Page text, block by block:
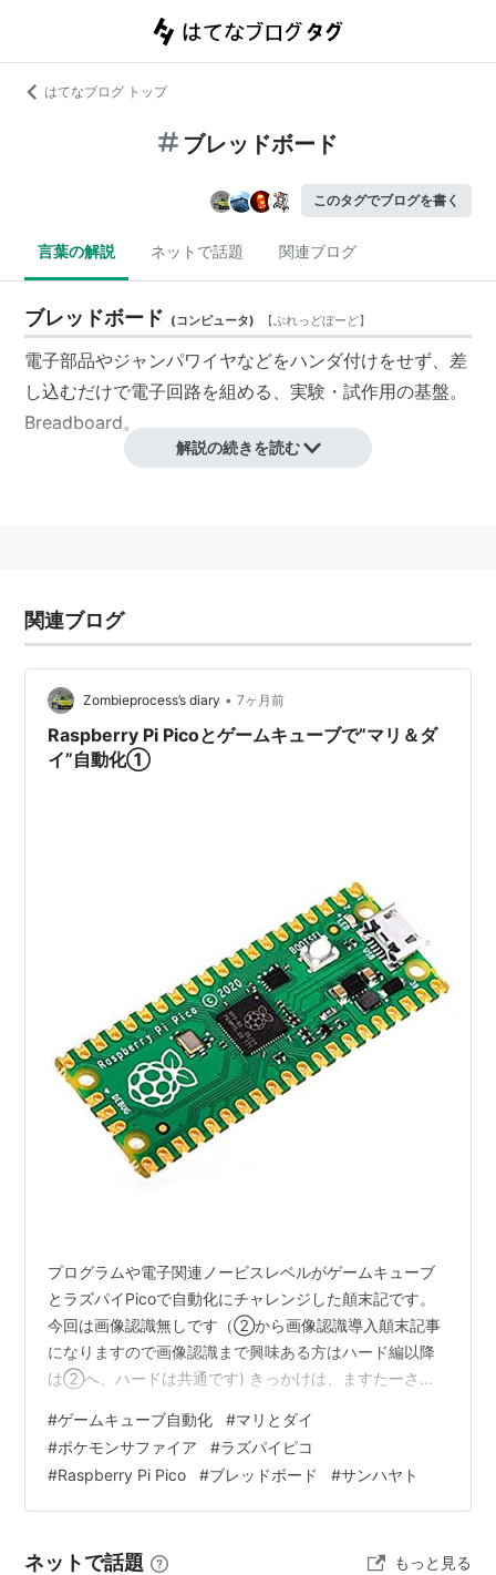
はてなブログ トップ
ブレッドボード
このタグでブログを書く
言葉の解説 ネットで話題 関連ブログ
ブレッドボード (コンピュータ) 【ぶれっどぼーど】
電子部品やジャンパワイヤなどをハンダ付けをせず、差
し込むだけで電子回路を組める、実験・試作用の基盤。
Breadboard。
由来はパンを切る際に使われる「木製のまな板」であ
る。現在では「試作品のための基盤」という意味で用い
られることも多い。
普通のブレッドボード
ジャンパワイヤ(オス?メス) 10本
セット
出版社/メーカー:スイッチサイエンス
メディア:エレクトロニクス
購入: 1人クリック: 1回
この商品を含むブログを見る
解説の続きを読む
関連ブログ
Zombieprocess’s diary • 7ヶ月前
Raspberry Pi Picoとゲームキューブで”マリ＆ダ
イ”自動化①
プログラムや電子関連ノービスレベルがゲームキューブ
とラズパイPicoで自動化にチャレンジした顛末記です。
今回は画像認識無しです（②から画像認識導入顛末記事
になりますので画像認識まで興味ある方はハード編以降
は②へ、ハードは共通です) きっかけは、ますたーさん
ム」100人抜き自動化【バトル山】 - ますたーの忘備録
を拝見し興味をもち、必須条件の「カイオーガ」「ホエ
ルオー」をレベル１００に育てる為にGBAサファイアの
レベル上げ定番「マリ＆ダイ」の111番道路固定後の自動
自動化に…
#ゲームキューブ自動化 #マリとダイ
#ポケモンサファイア #ラズパイピコ
#Raspberry Pi Pico #ブレッドボード #サンハヤト
ネットで話題 もっと見る